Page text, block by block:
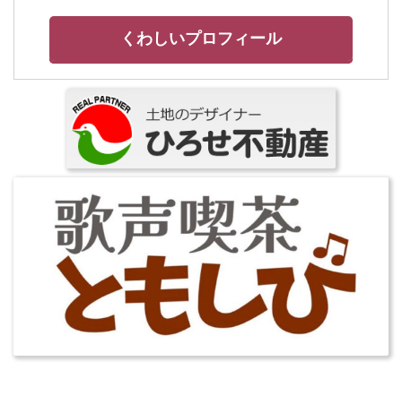
くわしいプロフィール